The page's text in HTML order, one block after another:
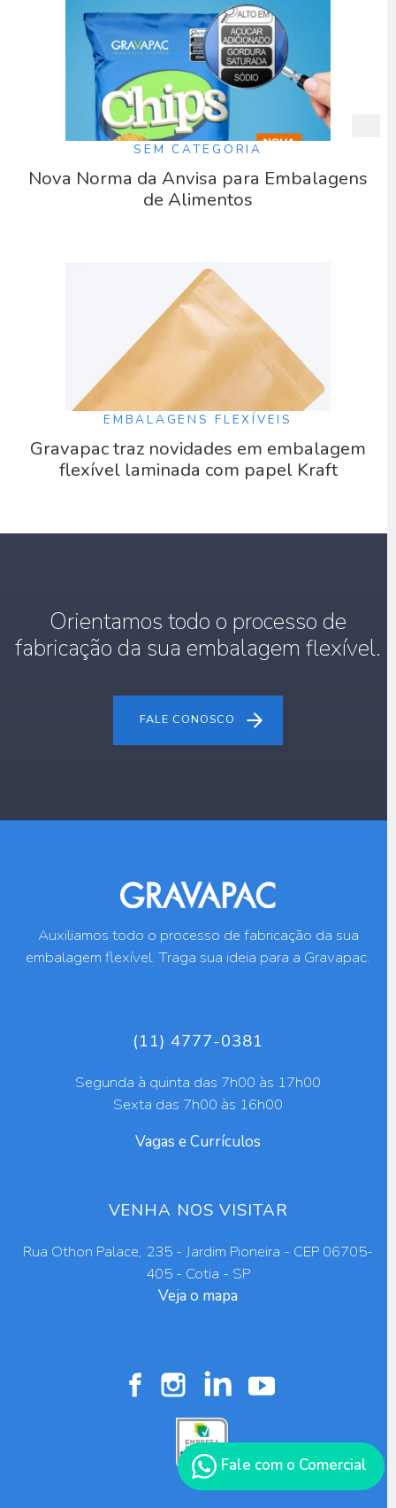
SEM CATEGORIA
Nova Norma da Anvisa para Embalagens
de Alimentos
EMBALAGENS FLEXÍVEIS
Gravapac traz novidades em embalagem
flexível laminada com papel Kraft
Orientamos todo o processo de
fabricação da sua embalagem flexível.
FALE CONOSCO
Auxiliamos todo o processo de fabricação da sua
embalagem flexível. Traga sua ideia para a Gravapac.
(11) 4777-0381
Segunda à quinta das 7h00 às 17h00
Sexta das 7h00 às 16h00
Vagas e Currículos
VENHA NOS VISITAR
Rua Othon Palace, 235 - Jardim Pioneira - CEP 06705-
405 - Cotia - SP
Veja o mapa
Fale com o Comercial